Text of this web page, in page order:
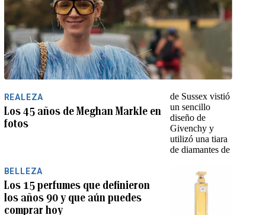
REALEZA
Los 45 años de Meghan Markle en
fotos
BELLEZA
Los 15 perfumes que definieron
los años 90 y que aún puedes
comprar hoy